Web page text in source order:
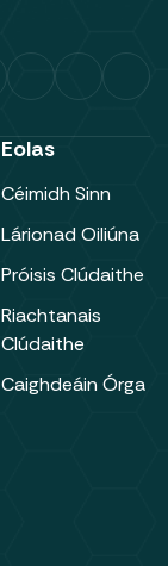
Eolas
Céimidh Sinn
Lárionad Oiliúna
Próisis Clúdaithe
Riachtanais
Clúdaithe
Caighdeáin Órga